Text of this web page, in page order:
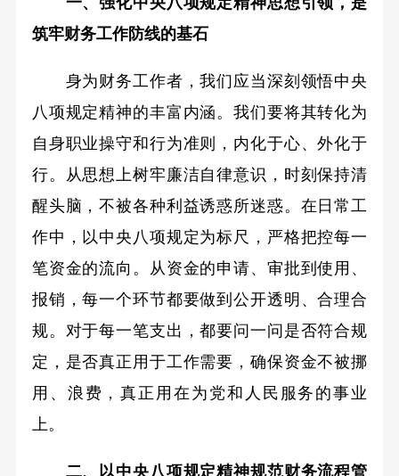
筑牢财务工作防线的基石
身为财务工作者，我们应当深刻领悟中央
八项规定精神的丰富内涵。我们要将其转化为
自身职业操守和行为准则，内化于心、外化于
行。从思想上树牢廉洁自律意识，时刻保持清
醒头脑，不被各种利益诱惑所迷惑。在日常工
作中，以中央八项规定为标尺，严格把控每一
笔资金的流向。从资金的申请、审批到使用、
报销，每一个环节都要做到公开透明、合理合
规。对于每一笔支出，都要问一问是否符合规
定，是否真正用于工作需要，确保资金不被挪
用、浪费，真正用在为党和人民服务的事业
上。
二、以中央八项规定精神规范财务流程管